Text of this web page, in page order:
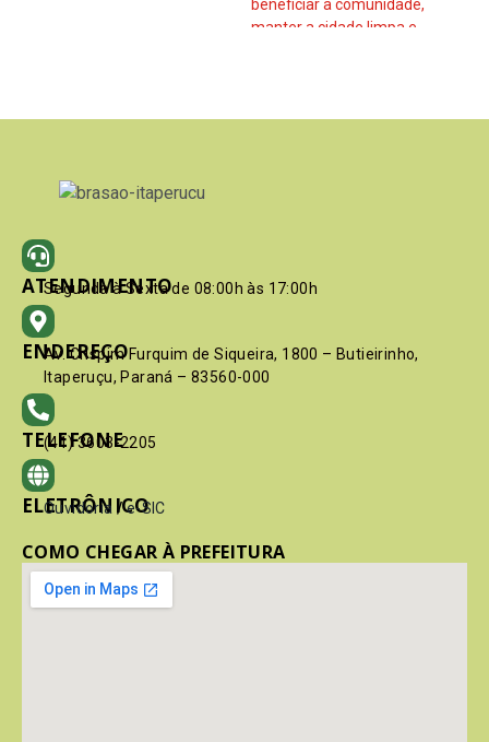
ATENDIMENTO
Segunda à Sexta de 08:00h às 17:00h
ENDEREÇO
Av. Crispim Furquim de Siqueira, 1800 – Butieirinho,
Itaperuçu, Paraná – 83560-000
TELEFONE
(41) 3603-2205
ELETRÔNICO
Ouvidoria / e-SIC
COMO CHEGAR À PREFEITURA